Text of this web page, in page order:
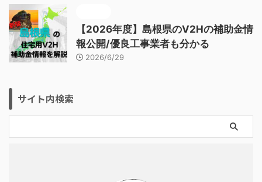
【2026年度】島根県のV2Hの補助金情
報公開/優良工事業者も分かる
2026/6/29
サイト内検索